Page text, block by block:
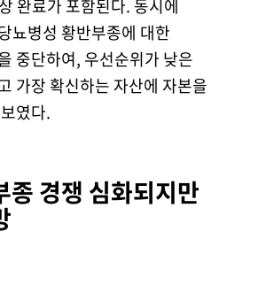
완료가 포함된다. 동시에
뇨병성 황반부종에 대한
중단하여, 우선순위가 낮은
가장 확신하는 자산에 자본을
였다.
종 경쟁 심화되지만